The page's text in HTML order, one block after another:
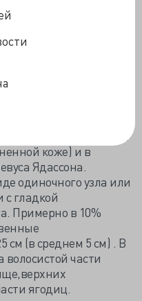
из
кисты после ее
матрикса.Может
коже) и в
Ядассона.
одиночного узла или
гладкой
Примерно в 10%
см (в среднем 5 см) . В
волосистой части
ягодиц.